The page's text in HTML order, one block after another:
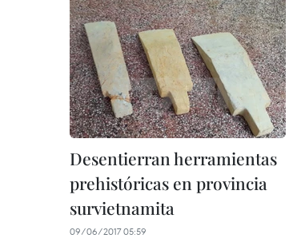
Desentierran herramientas
prehistóricas en provincia
survietnamita
09/06/2017 05:59